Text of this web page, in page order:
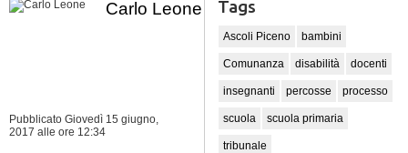
Carlo Leone
Pubblicato Giovedì 15 giugno,
2017 alle ore 12:34
Tags
Ascoli Piceno bambini
Comunanza disabilità docenti
insegnanti percosse processo
scuola scuola primaria
tribunale